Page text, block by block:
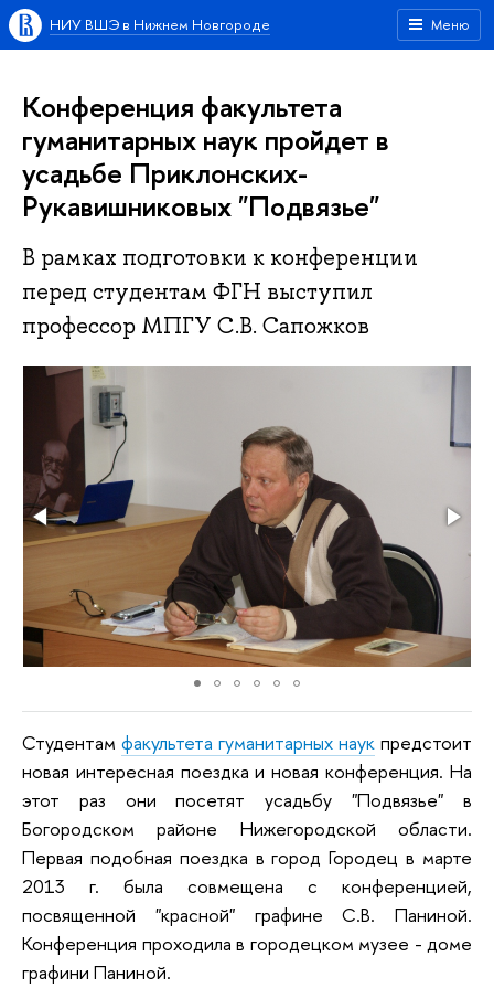
Меню
НИУ ВШЭ в Нижнем Новгороде
Конференция факультета
гуманитарных наук пройдет в
усадьбе Приклонских-
Рукавишниковых "Подвязье"
В рамках подготовки к конференции
перед студентам ФГН выступил
профессор МПГУ С.В. Сапожков
Студентам факультета гуманитарных наук предстоит
новая интересная поездка и новая конференция. На
этот раз они посетят усадьбу "Подвязье" в
Богородском районе Нижегородской области.
Первая подобная поездка в город Городец в марте
2013 г. была совмещена с конференцией,
посвященной "красной" графине С.В. Паниной.
Конференция проходила в городецком музее - доме
графини Паниной.